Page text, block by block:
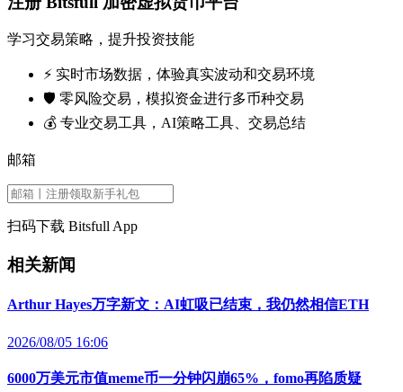
学习交易策略，提升投资技能
⚡️ 实时市场数据，体验真实波动和交易环境
🛡️ 零风险交易，模拟资金进行多币种交易
💰 专业交易工具，AI策略工具、交易总结
邮箱
扫码下载 Bitsfull App
相关新闻
Arthur Hayes万字新文：AI虹吸已结束，我仍然相信ETH
2026/08/05 16:06
6000万美元市值meme币一分钟闪崩65%，fomo再陷质疑